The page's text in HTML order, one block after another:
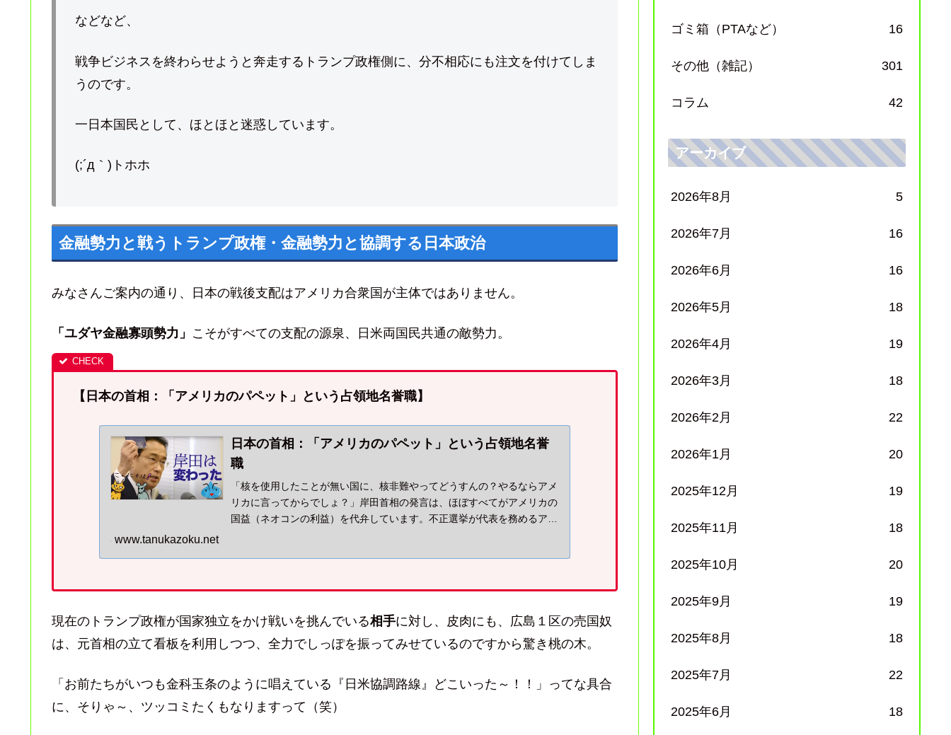
などなど、
戦争ビジネスを終わらせようと奔走するトランプ政権側に、分不相応にも注文を付けてしま
うのです。
一日本国民として、ほとほと迷惑しています。
(;´д｀)トホホ
金融勢力と戦うトランプ政権・金融勢力と協調する日本政治
みなさんご案内の通り、日本の戦後支配はアメリカ合衆国が主体ではありません。
「ユダヤ金融寡頭勢力」 こそがすべての支配の源泉、日米両国民共通の敵勢力。
【日本の首相：「アメリカのパペット」という占領地名誉職】
日本の首相：「アメリカのパペット」という占領地名誉
職
「核を使用したことが無い国に、核非難やってどうすんの？やるならアメ
リカに言ってからでしょ？」岸田首相の発言は、ほぼすべてがアメリカの
国益（ネオコンの利益）を代弁しています。不正選挙が代表を務めるアメ
www.tanukazoku.net
現在のトランプ政権が国家独立をかけ戦いを挑んでいる相手に対し、皮肉にも、広島１区の売国奴
は、元首相の立て看板を利用しつつ、全力でしっぽを振ってみせているのですから驚き桃の木。
「お前たちがいつも金科玉条のように唱えている『日米協調路線』どこいった～！！」ってな具合
に、そりゃ～、ツッコミたくもなりますって（笑）
ゴミ箱（PTAなど） 16
その他（雑記） 301
コラム 42
アーカイブ
2026年8月 5
2026年7月 16
2026年6月 16
2026年5月 18
2026年4月 19
2026年3月 18
2026年2月 22
2026年1月 20
2025年12月 19
2025年11月 18
2025年10月 20
2025年9月 19
2025年8月 18
2025年7月 22
2025年6月 18